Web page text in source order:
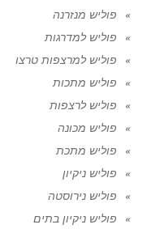
פוליש מנזרנה
פוליש למדרגות
פוליש למרצפות טרצו
פוליש מתכות
פוליש לרצפות
פוליש מכונה
פוליש מתכת
פוליש ניקיון
פוליש נירוסטה
פוליש ניקיון בתים